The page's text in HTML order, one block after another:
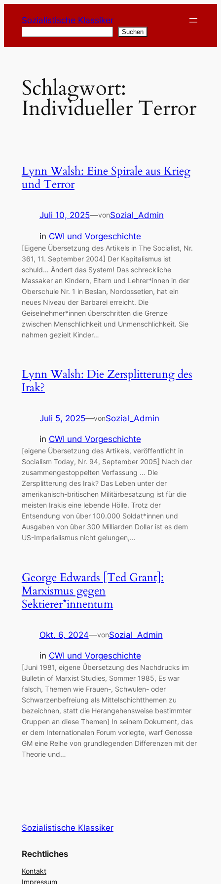
Inhalt
springen
Sozialistische Klassiker
Suchen
Schlagwort:
Individueller Terror
Lynn Walsh: Eine Spirale aus Krieg
und Terror
Juli 10, 2025—vonSozial_Admin
in CWI und Vorgeschichte
[Eigene Übersetzung des Artikels in The Socialist, Nr.
361, 11. September 2004] Der Kapitalismus ist
schuld… Ändert das System! Das schreckliche
Massaker an Kindern, Eltern und Lehrer*innen in der
Oberschule Nr. 1 in Beslan, Nordossetien, hat ein
neues Niveau der Barbarei erreicht. Die
Geiselnehmer*innen überschritten die Grenze
zwischen Menschlichkeit und Unmenschlichkeit. Sie
nahmen gezielt Kinder…
Lynn Walsh: Die Zersplitterung des
Irak?
Juli 5, 2025—vonSozial_Admin
in CWI und Vorgeschichte
[eigene Übersetzung des Artikels, veröffentlicht in
Socialism Today, Nr. 94, September 2005] Nach der
zusammengestoppelten Verfassung … Die
Zersplitterung des Irak? Das Leben unter der
amerikanisch-britischen Militärbesatzung ist für die
meisten Irakis eine lebende Hölle. Trotz der
Entsendung von über 100.000 Soldat*innen und
Ausgaben von über 300 Milliarden Dollar ist es dem
US-Imperialismus nicht gelungen,…
George Edwards [Ted Grant]:
Marxismus gegen
Sektierer*innentum
Okt. 6, 2024—vonSozial_Admin
in CWI und Vorgeschichte
[Juni 1981, eigene Übersetzung des Nachdrucks im
Bulletin of Marxist Studies, Sommer 1985, Es war
falsch, Themen wie Frauen-, Schwulen- oder
Schwarzenbefreiung als Mittelschichtthemen zu
bezeichnen, statt die Herangehensweise bestimmter
Gruppen an diese Themen] In seinem Dokument, das
er dem Internationalen Forum vorlegte, warf Genosse
GM eine Reihe von grundlegenden Differenzen mit der
Theorie und…
Sozialistische Klassiker
Rechtliches
Kontakt
Impressum